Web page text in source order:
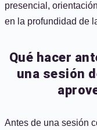
presencial,
en la profundidad de
Qué hacer
una sesión
Antes de una sesión